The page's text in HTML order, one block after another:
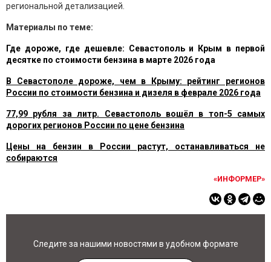
региональной детализацией.
Материалы по теме:
Где дороже, где дешевле: Севастополь и Крым в первой
десятке по стоимости бензина в марте 2026 года
В Севастополе дороже, чем в Крыму: рейтинг регионов
России по стоимости бензина и дизеля в феврале 2026 года
77,99 рубля за литр. Севастополь вошёл в топ-5 самых
дорогих регионов России по цене бензина
Цены на бензин в России растут, останавливаться не
собираются
«ИНФОРМЕР»
Следите за нашими новостями в удобном формате